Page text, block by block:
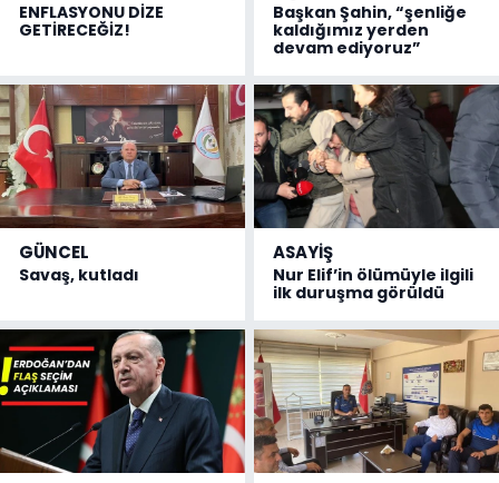
ENFLASYONU DİZE
GETİRECEĞİZ!
Başkan Şahin, “şenliğe
kaldığımız yerden
devam ediyoruz”
GÜNCEL
Savaş, kutladı
ASAYİŞ
Nur Elif’in ölümüyle ilgili
ilk duruşma görüldü